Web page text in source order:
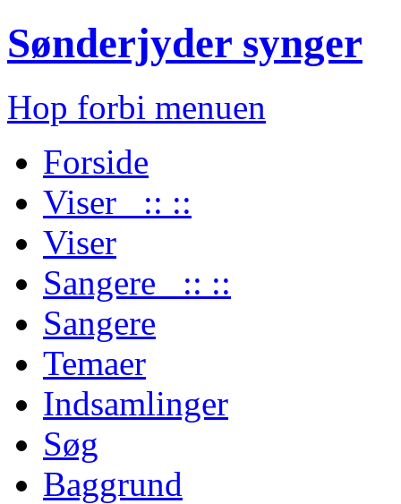
Sønderjyder synger
Hop forbi menuen
Forside
Viser :: ::
Viser
Sangere :: ::
Sangere
Temaer
Indsamlinger
Søg
Baggrund